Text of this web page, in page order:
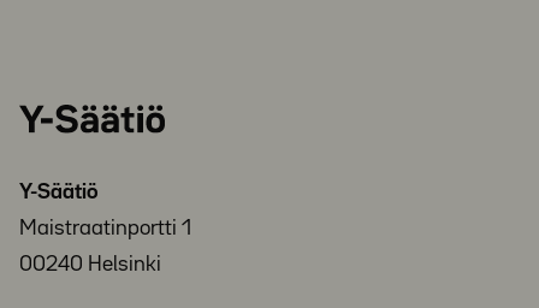
Y-
Y-Säätiö
Maistraatinportti 1
00240 Helsinki